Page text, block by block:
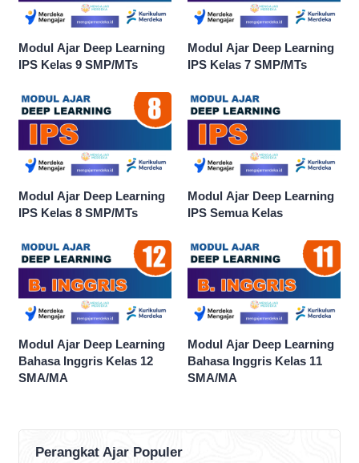
Modul Ajar Deep Learning
IPS Kelas 9 SMP/MTs
Modul Ajar Deep Learning
IPS Kelas 7 SMP/MTs
Modul Ajar Deep Learning
IPS Kelas 8 SMP/MTs
Modul Ajar Deep Learning
IPS Semua Kelas
Modul Ajar Deep Learning
Bahasa Inggris Kelas 12
SMA/MA
Modul Ajar Deep Learning
Bahasa Inggris Kelas 11
SMA/MA
Perangkat Ajar Populer